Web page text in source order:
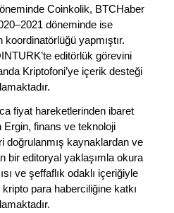
Coinkolik, BTCHaber
döneminde ise
koordinatörlüğü yapmıştır.
editörlük görevini
Kriptofoni’ye içerik desteği
fiyat hareketlerinden ibaret
Ergin, finans ve teknoloji
doğrulanmış kaynaklardan ve
bir editoryal yaklaşımla okura
ve şeffaflık odaklı içeriğiyle
para haberciliğine katkı